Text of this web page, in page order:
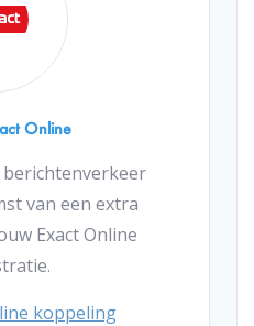
Online
van een extra
Exact Online
koppeling